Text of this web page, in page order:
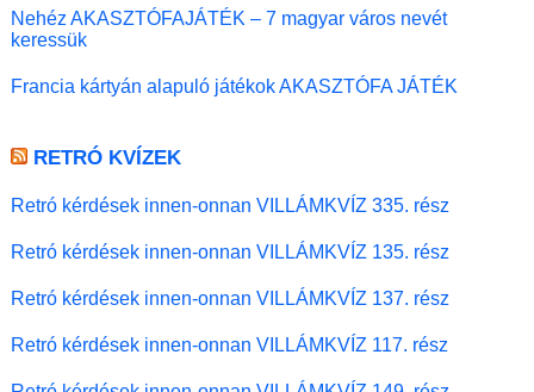
Nehéz AKASZTÓFAJÁTÉK – 7 magyar város nevét
keressük
Francia kártyán alapuló játékok AKASZTÓFA JÁTÉK
RETRÓ KVÍZEK
Retró kérdések innen-onnan VILLÁMKVÍZ 335. rész
Retró kérdések innen-onnan VILLÁMKVÍZ 135. rész
Retró kérdések innen-onnan VILLÁMKVÍZ 137. rész
Retró kérdések innen-onnan VILLÁMKVÍZ 117. rész